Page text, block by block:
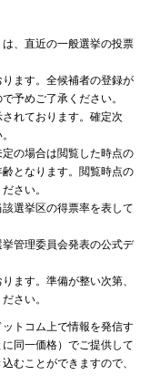
、直近の一般選挙の投票
ます。全候補者の登録が
予めご了承ください。
れております。確定次
の場合は閲覧した時点の
となります。閲覧時点の
さい。
選挙区の得票率を表して
管理委員会発表の公式デ
ます。準備が整い次第、
さい。
トコム上で情報を発信す
同一価格）でご提供して
むことができますので、